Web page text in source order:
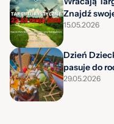
Znajdź
15.05.2026
Dzień
pasuje do
29.05.2026